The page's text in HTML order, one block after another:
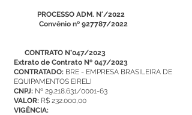
PROCESSO ADM. N°/2022
Convênio nº 927787/2022
CONTRATO N°047/2023
Extrato de Contrato Nº 047/2023
CONTRATADO: BRE - EMPRESA BRASILEIRA DE
EQUIPAMENTOS EIRELI
CNPJ: Nº 29.218.631/0001-63
VALOR: R$ 232.000,00
VIGÊNCIA: